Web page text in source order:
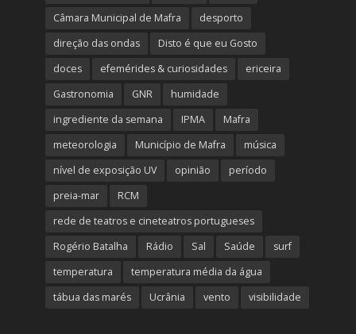
Câmara Municipal de Mafra
desporto
direção das ondas
Disto é que eu Gosto
doces
efemérides & curiosidades
ericeira
Gastronomia
GNR
humidade
ingrediente da semana
IPMA
Mafra
meteorologia
Município de Mafra
música
nível de exposição UV
opinião
período
preia-mar
RCM
rede de teatros e cineteatros portugueses
Rogério Batalha
Rádio Sal Saúde
surf
temperatura
temperatura média da água
tábua das marés
Ucrânia vento visibilidade